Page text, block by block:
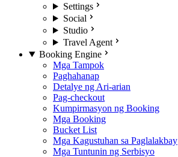
Settings
Social
Studio
Travel Agent
Booking Engine
Mga Tampok
Paghahanap
Detalye ng Ari-arian
Pag-checkout
Kumpirmasyon ng Booking
Mga Booking
Bucket List
Mga Kagustuhan sa Paglalakbay
Mga Tuntunin ng Serbisyo